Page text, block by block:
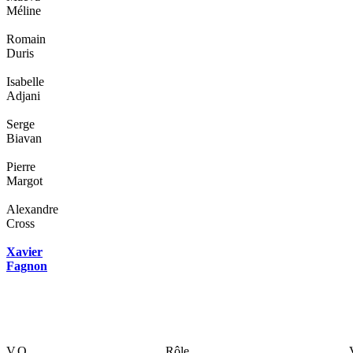
Méline
Romain
Duris
Isabelle
Adjani
Serge
Biavan
Pierre
Margot
Alexandre
Cross
Xavier
Fagnon